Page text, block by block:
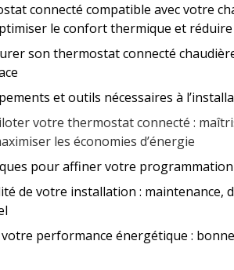
connecté compatible avec votre
le confort thermique et
son thermostat connecté
et outils nécessaires à
votre thermostat connecté :
les économies d’énergie
pour affiner votre programmation
de votre installation : maintenance,
performance énergétique :